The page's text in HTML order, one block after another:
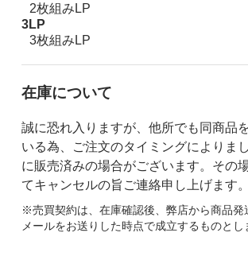
2枚組みLP
3LP
3枚組みLP
在庫について
誠に恐れ入りますが、他所でも同商品
いる為、ご注文のタイミングによりま
に販売済みの場合がございます。その
てキャンセルの旨ご連絡申し上げます。
※売買契約は、在庫確認後、弊店から商品発
メールをお送りした時点で成立するものとし